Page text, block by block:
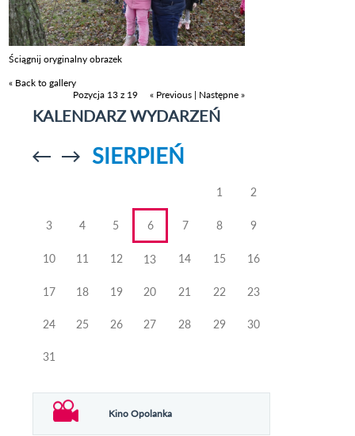
Ściągnij oryginalny obrazek
« Back to gallery
Pozycja 13 z 19
« Previous | Następne »
KALENDARZ WYDARZEŃ
Przejdź doPrzejdź do
SIERPIEŃ
1 2
3 4 5 6 7 8 9
10 11 12 13 14 15 16
17 18 19 20 21 22 23
24 25 26 27 28 29 30
31
Kino Opolanka